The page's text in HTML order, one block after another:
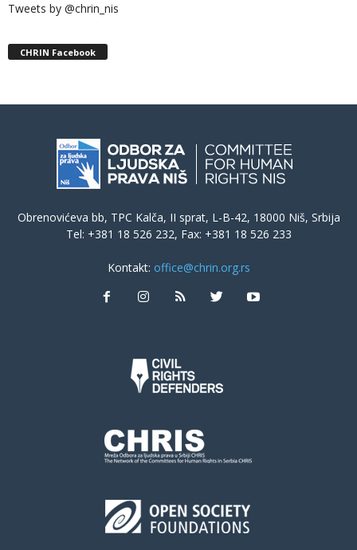
Tweets by @chrin_nis
CHRIN Facebook
Obrenovićeva bb, TPC Kalča, II sprat, L-B-42, 18000 Niš, Srbija
Tel: +381 18 526 232, Fax: +381 18 526 233
Kontakt: office@chrin.org.rs